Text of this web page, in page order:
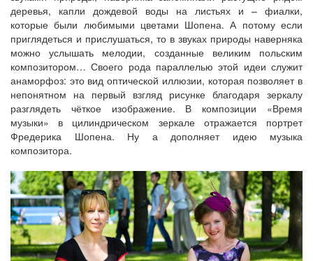
деревья, капли дождевой воды на листьях и – фиалки,
которые были любимыми цветами Шопена. А потому если
приглядеться и прислушаться, то в звуках природы наверняка
можно услышать мелодии, созданные великим польским
композитором… Своего рода параллелью этой идеи служит
анаморфоз: это вид оптической иллюзии, которая позволяет в
непонятном на первый взгляд рисунке благодаря зеркалу
разглядеть чёткое изображение. В композиции «Время
музыки» в цилиндрическом зеркале отражается портрет
Фредерика Шопена. Ну а дополняет идею музыка
композитора.